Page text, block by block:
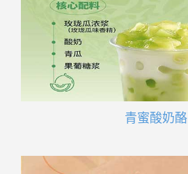
青蜜酸奶酪